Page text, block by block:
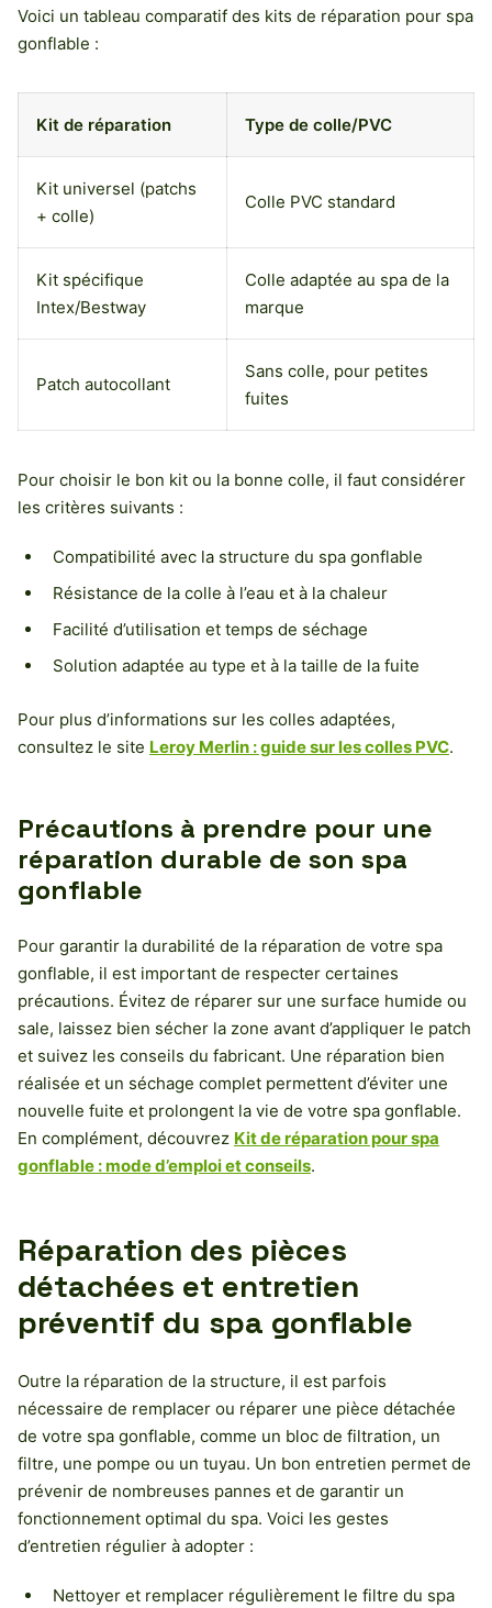
Voici un tableau comparatif des kits de réparation pour spa
gonflable :
Kit de réparation Type de colle/PVC
Kit universel (patchs
+ colle)
Colle PVC standard
Kit spécifique
Intex/Bestway
Colle adaptée au spa de la
marque
Patch autocollant
Sans colle, pour petites
fuites
Pour choisir le bon kit ou la bonne colle, il faut considérer
les critères suivants :
Compatibilité avec la structure du spa gonflable
Résistance de la colle à l’eau et à la chaleur
Facilité d’utilisation et temps de séchage
Solution adaptée au type et à la taille de la fuite
Pour plus d’informations sur les colles adaptées,
consultez le site Leroy Merlin : guide sur les colles PVC.
Précautions à prendre pour une
réparation durable de son spa
gonflable
Pour garantir la durabilité de la réparation de votre spa
gonflable, il est important de respecter certaines
précautions. Évitez de réparer sur une surface humide ou
sale, laissez bien sécher la zone avant d’appliquer le patch
et suivez les conseils du fabricant. Une réparation bien
réalisée et un séchage complet permettent d’éviter une
nouvelle fuite et prolongent la vie de votre spa gonflable.
En complément, découvrez Kit de réparation pour spa
gonflable : mode d’emploi et conseils.
Réparation des pièces
détachées et entretien
préventif du spa gonflable
Outre la réparation de la structure, il est parfois
nécessaire de remplacer ou réparer une pièce détachée
de votre spa gonflable, comme un bloc de filtration, un
filtre, une pompe ou un tuyau. Un bon entretien permet de
prévenir de nombreuses pannes et de garantir un
fonctionnement optimal du spa. Voici les gestes
d’entretien régulier à adopter :
Nettoyer et remplacer régulièrement le filtre du spa